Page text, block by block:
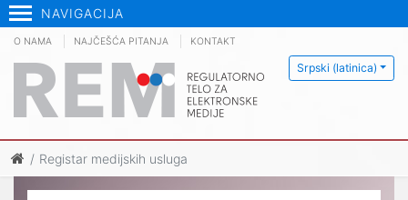
NAVIGACIJA
Srpski (latinica)
O NAMA NAJČEŠĆA PITANJA KONTAKT
Registar medijskih usluga